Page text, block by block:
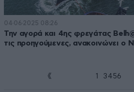
04·06·2025 08:26
Την αγορά και 4ης φρεγάτας
τις προηγούμενες, ανακοινώνει ο
1 3 4 56